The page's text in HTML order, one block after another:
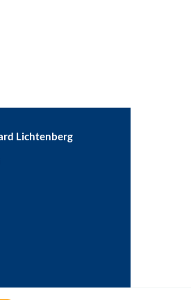
Lichtenberg